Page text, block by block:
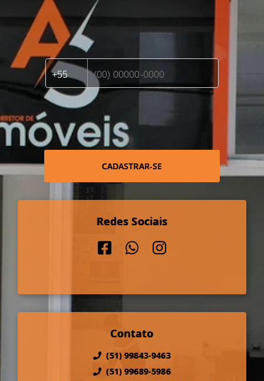
CADASTRAR-SE
Redes Sociais
Contato
(51) 99843-9463
(51) 99689-5986